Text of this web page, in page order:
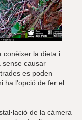
conèixer la dieta i
sense causar
es poden
ha l'opció de fer el
de la càmera